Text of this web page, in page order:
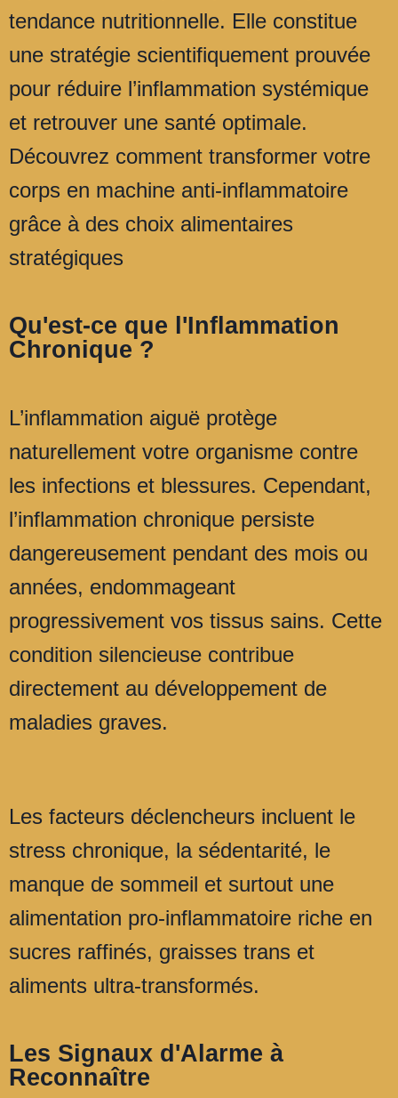
tendance nutritionnelle. Elle constitue
une stratégie scientifiquement prouvée
pour réduire l’inflammation systémique
et retrouver une santé optimale.
Découvrez comment transformer votre
corps en machine anti-inflammatoire
grâce à des choix alimentaires
stratégiques
Qu'est-ce que l'Inflammation
Chronique ?
L’inflammation aiguë protège
naturellement votre organisme contre
les infections et blessures. Cependant,
l’inflammation chronique persiste
dangereusement pendant des mois ou
années, endommageant
progressivement vos tissus sains. Cette
condition silencieuse contribue
directement au développement de
maladies graves.
Les facteurs déclencheurs incluent le
stress chronique, la sédentarité, le
manque de sommeil et surtout une
alimentation pro-inflammatoire riche en
sucres raffinés, graisses trans et
aliments ultra-transformés.
Les Signaux d'Alarme à
Reconnaître